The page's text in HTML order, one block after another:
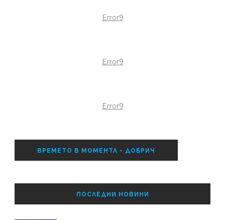
Error9
Error9
Error9
ВРЕМЕТО В МОМЕНТА - ДОБРИЧ
ПОСЛЕДНИ НОВИНИ